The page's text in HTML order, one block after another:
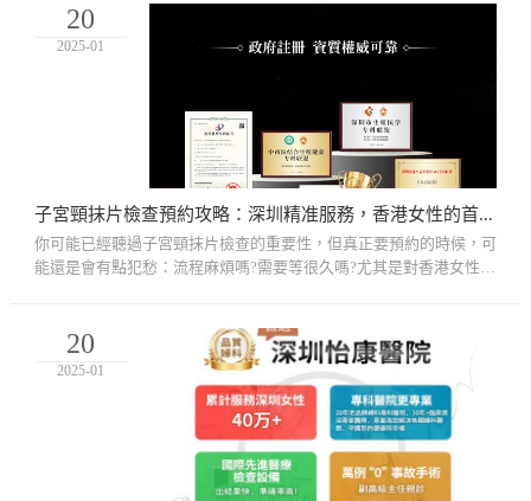
20
2025-01
子宮頸抹片檢查預約攻略：深圳精准服務，香港女性的首選!
你可能已經聽過子宮頸抹片檢查的重要性，但真正要預約的時候，可
能還是會有點犯愁：流程麻煩嗎?需要等很久嗎?尤其是對香港女性來
20
2025-01